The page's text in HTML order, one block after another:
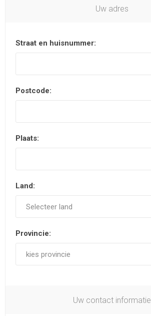
Uw adres
Straat en huisnummer:
Postcode:
Plaats:
Land:
Provincie:
Uw contact informatie